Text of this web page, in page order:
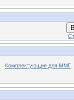
Комплектующие для ММГ